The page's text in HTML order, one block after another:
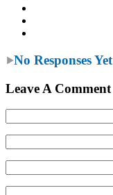
No Responses Yet
Leave A Comment